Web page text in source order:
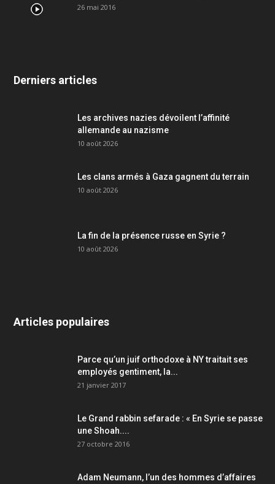
26 mai 2016
Derniers articles
Les archives nazies dévoilent l’affinité
allemande au nazisme
10 août 2026
Les clans armés à Gaza gagnent du terrain
10 août 2026
La fin de la présence russe en Syrie ?
10 août 2026
Articles populaires
Parce qu’un juif orthodoxe à NY traitait ses
employés gentiment, la...
21 janvier 2017
Le Grand rabbin sefarade : « En Syrie se passe
une Shoah....
27 octobre 2016
Adam Neumann, l’un des hommes d’affaires